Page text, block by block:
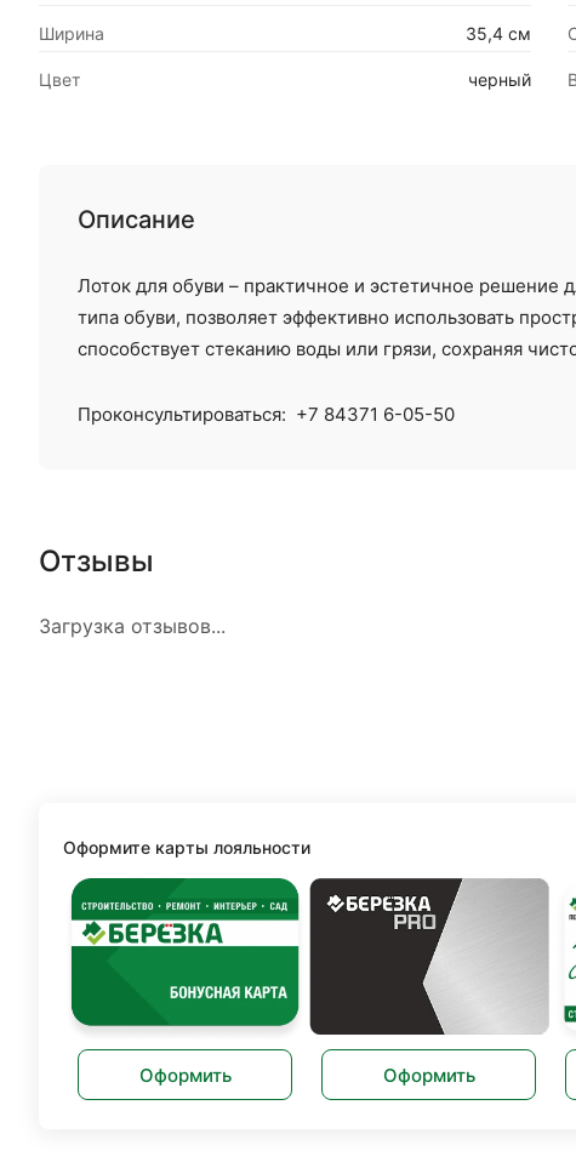
Ширина 35,4 см
Цвет черный
Описание
Лоток для обуви – практичное и эстетичное решение
типа обуви, позволяет эффективно использовать
способствует стеканию воды или грязи, сохраняя
Проконсультироваться: +7 84371 6-05-50
Отзывы
Загрузка отзывов...
Оформите карты лояльности
Оформить Оформить